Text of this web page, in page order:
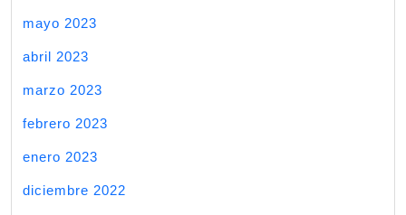
mayo 2023
abril 2023
marzo 2023
febrero 2023
enero 2023
diciembre 2022